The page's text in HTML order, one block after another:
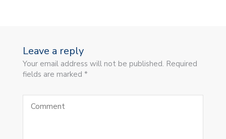
Leave a reply
Your email address will not be published. Required
fields are marked *